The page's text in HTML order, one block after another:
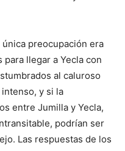
preocupación era
llegar a Yecla con
al caluroso
y si la
entre Jumilla y Yecla,
podrían ser
Las respuestas de los